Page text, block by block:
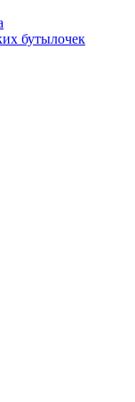
бутылочек